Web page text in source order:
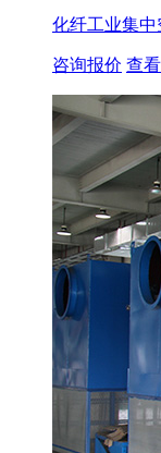
化纤工业集
咨询报价 查